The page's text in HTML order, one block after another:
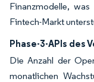
Finanzmodelle,
Fintech-Markt
Phase-3-APIs des
Die Anzahl der
monatlichen